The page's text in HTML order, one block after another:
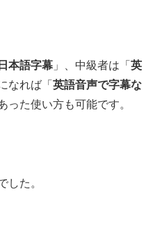
本語字幕 」、中級者は「 英
なれば「 英語音声で字幕な
った使い方も可能です。
した。